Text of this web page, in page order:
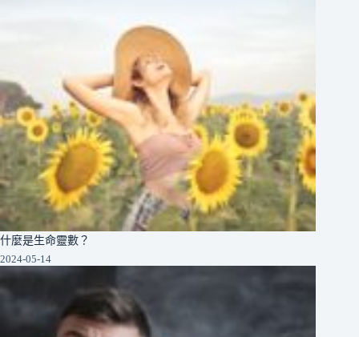
什麼是生命靈數？
2024-05-14